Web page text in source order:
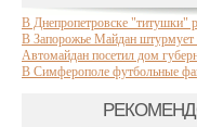
В Днепропетровске "титушки"
В Запорожье Майдан
Автомайдан посетил дом
В Симферополе футбольные